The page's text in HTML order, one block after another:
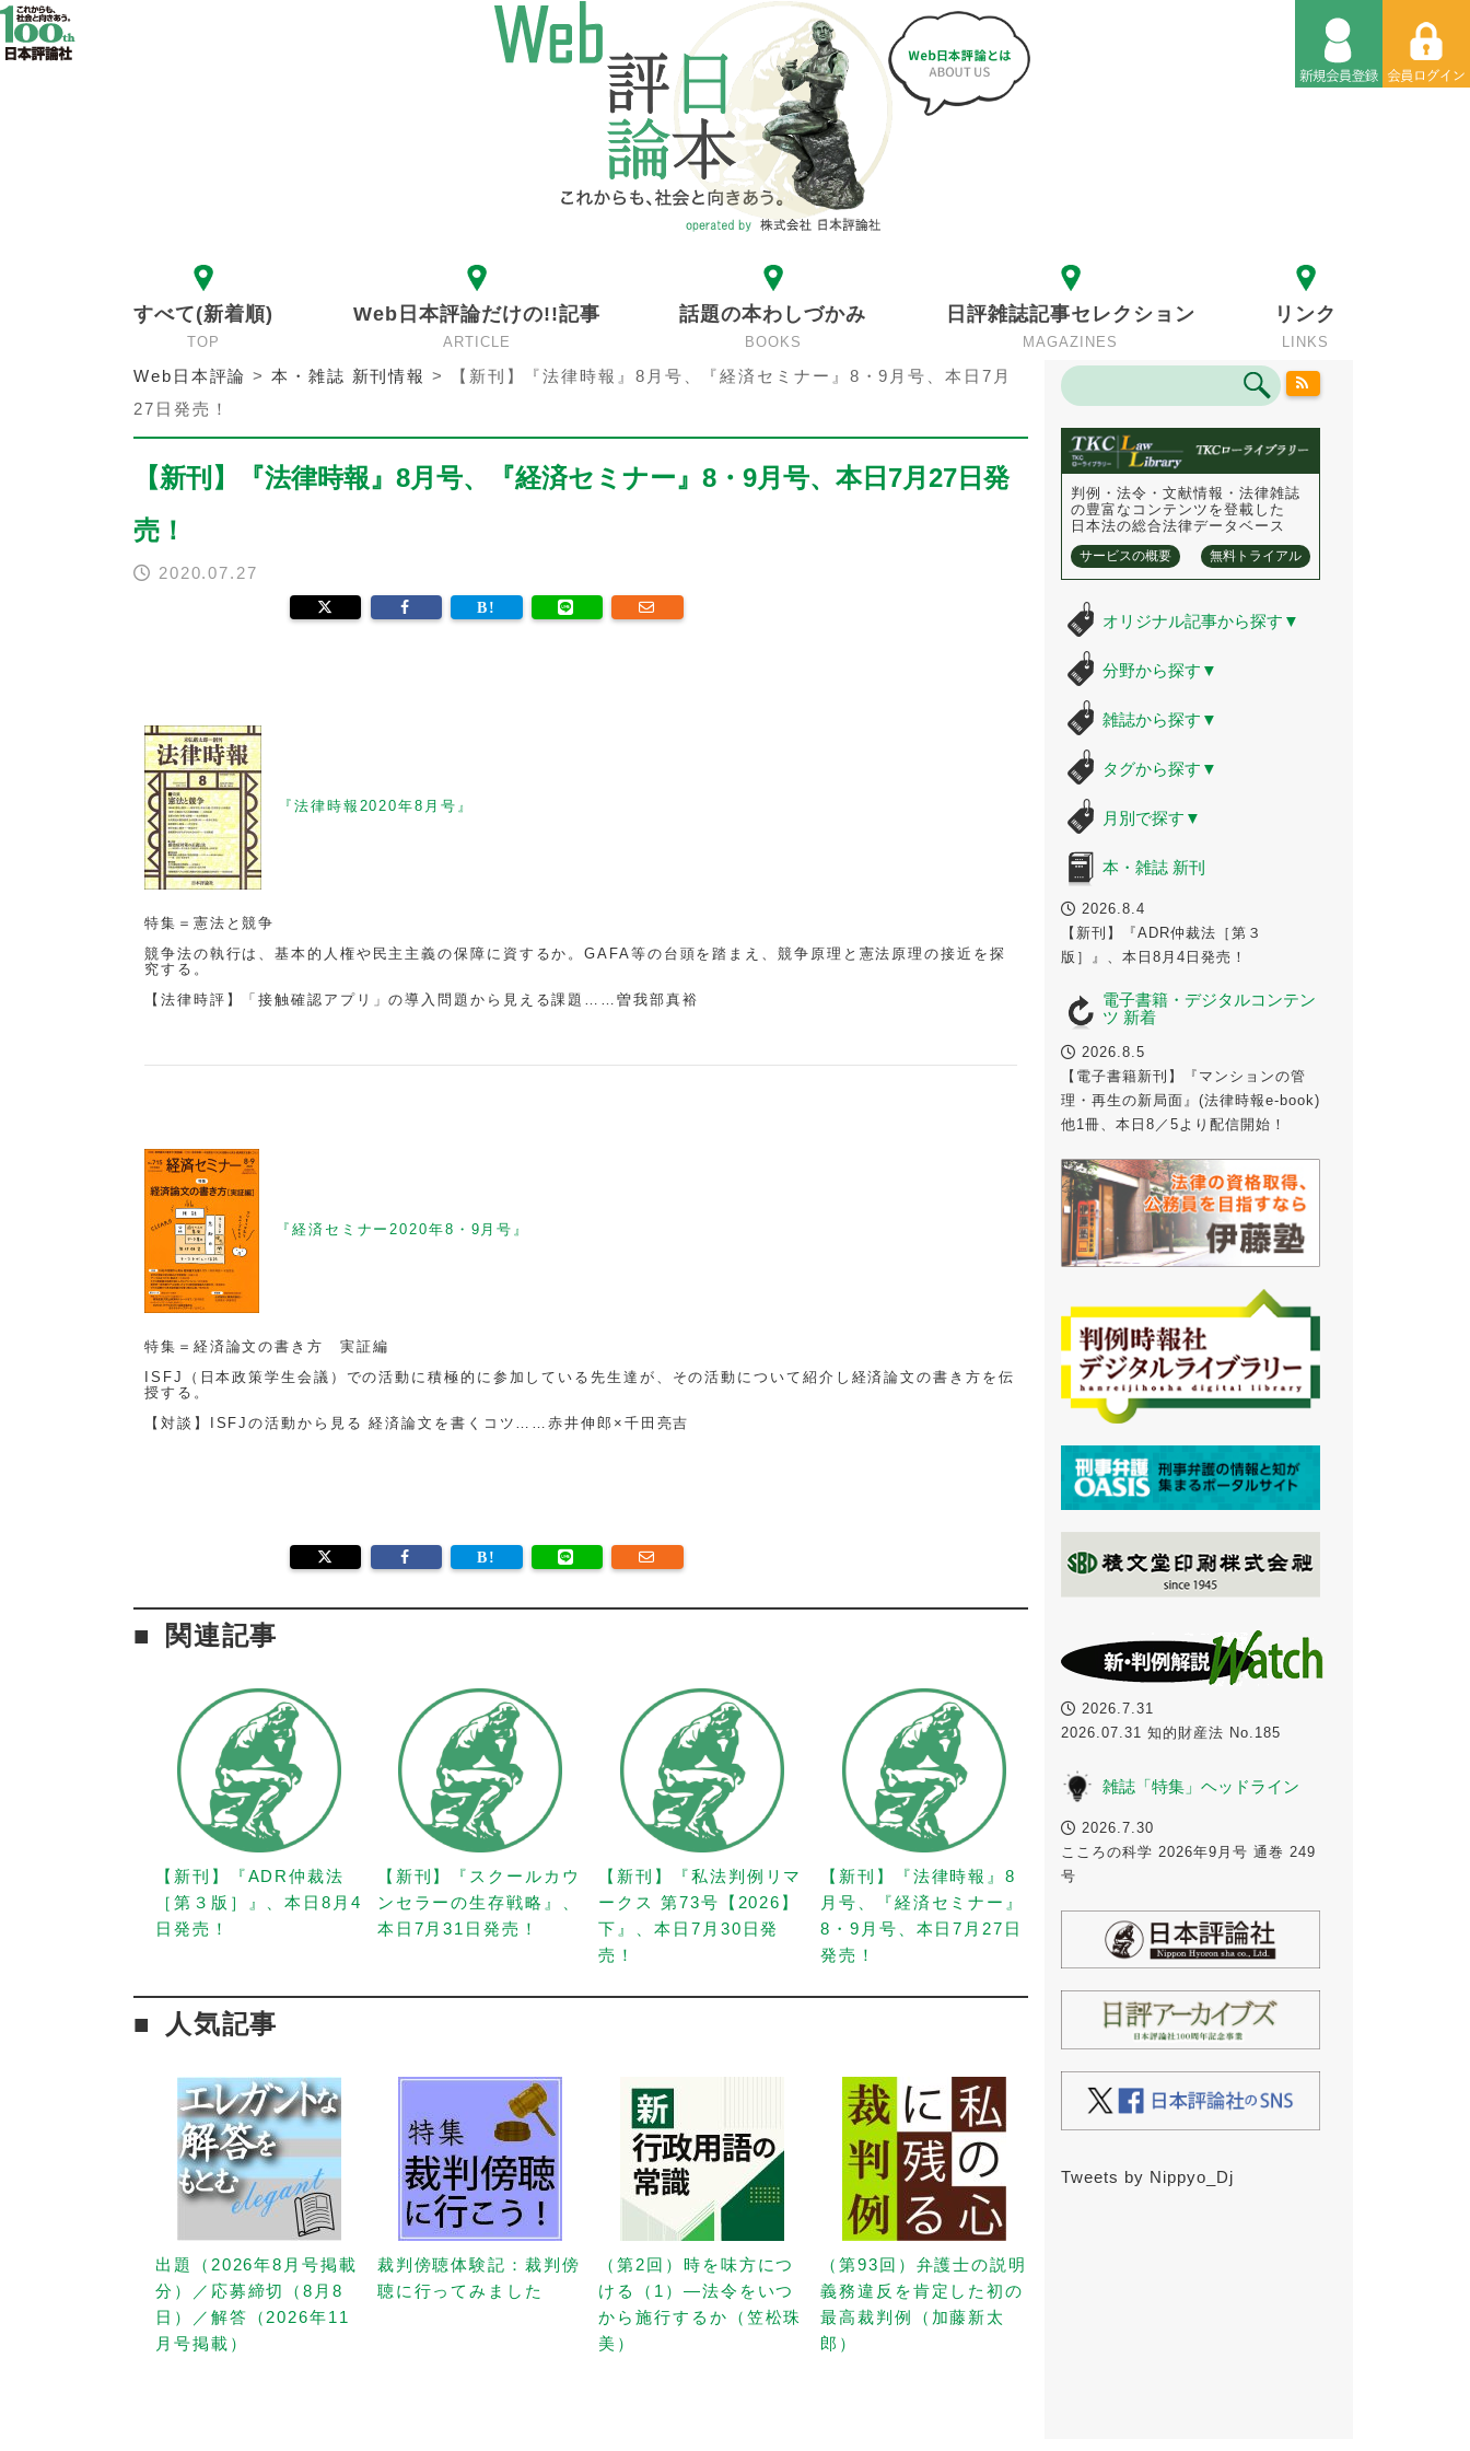
すべて(新着順)
TOP
Web日本評論だけの!!記事
ARTICLE
話題の本わしづかみ
BOOKS
日評雑誌記事セレクション
MAGAZINES
リンク
LINKS
Web日本評論 >本・雑誌 新刊情報 >
【新刊】『法律時報』8月号、『経済セミナー』8・9月号、本日7月
27日発売！
【新刊】『法律時報』8月号、『経済セミナー』8・9月号、本日7月27日発
売！
2020.07.27
『法律時報2020年8月号』
特集＝憲法と競争
競争法の執行は、基本的人権や民主主義の保障に資するか。GAFA等の台頭を踏まえ、競争原理と憲法原理の接近を探
究する。
【法律時評】「接触確認アプリ」の導入問題から見える課題……曽我部真裕
『経済セミナー2020年8・9月号』
特集＝経済論文の書き方 実証編
ISFJ（日本政策学生会議）での活動に積極的に参加している先生達が、その活動について紹介し経済論文の書き方を伝
授する。
【対談】ISFJの活動から見る 経済論文を書くコツ……赤井伸郎×千田亮吉
関連記事
【新刊】『ADR仲裁法
［第３版］』、本日8月4
日発売！
【新刊】『スクールカウ
ンセラーの生存戦略』、
本日7月31日発売！
【新刊】『私法判例リマ
ークス 第73号【2026】
下』、本日7月30日発
売！
【新刊】『法律時報』8
月号、『経済セミナー』
8・9月号、本日7月27日
発売！
人気記事
出題（2026年8月号掲載
分）／応募締切（8月8
日）／解答（2026年11
月号掲載）
裁判傍聴体験記：裁判傍
聴に行ってみました
（第2回）時を味方につ
ける（1）—法令をいつ
から施行するか（笠松珠
美）
（第93回）弁護士の説明
義務違反を肯定した初の
最高裁判例（加藤新太
郎）
判例・法令・文献情報・法律雑誌
の豊富なコンテンツを登載した
日本法の総合法律データベース
サービスの概要 無料トライアル
オリジナル記事から探す ▼
分野から探す ▼
雑誌から探す ▼
タグから探す ▼
月別で探す ▼
本・雑誌 新刊
2026.8.4
【新刊】『ADR仲裁法［第３
版］』、本日8月4日発売！
電子書籍・デジタルコンテン
ツ 新着
2026.8.5
【電子書籍新刊】『マンションの管
理・再生の新局面』(法律時報e-book)
他1冊、本日8／5より配信開始！
2026.7.31
2026.07.31 知的財産法 No.185
雑誌「特集」ヘッドライン
2026.7.30
こころの科学 2026年9月号 通巻 249
号
Tweets by Nippyo_Dj